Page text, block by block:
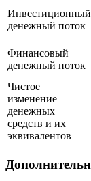
Инвестиционный
денежный поток
Финансовый
денежный поток
Чистое
изменение
денежных
средств и их
эквивалентов